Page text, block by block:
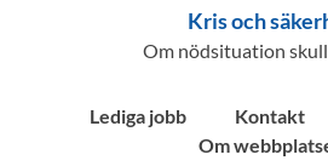
Kris och
Om nödsituation
Lediga jobb Kontakt
Om